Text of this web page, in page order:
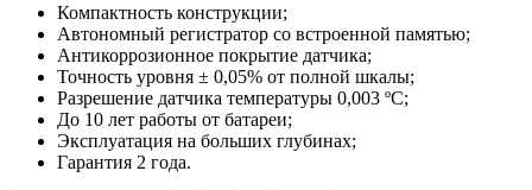
Компактность конструкции;
Автономный регистратор со встроенной памятью;
Антикоррозионное покрытие датчика;
Точность уровня ± 0,05% от полной шкалы;
Разрешение датчика температуры 0,003 ºC;
До 10 лет работы от батареи;
Эксплуатация на больших глубинах;
Гарантия 2 года.